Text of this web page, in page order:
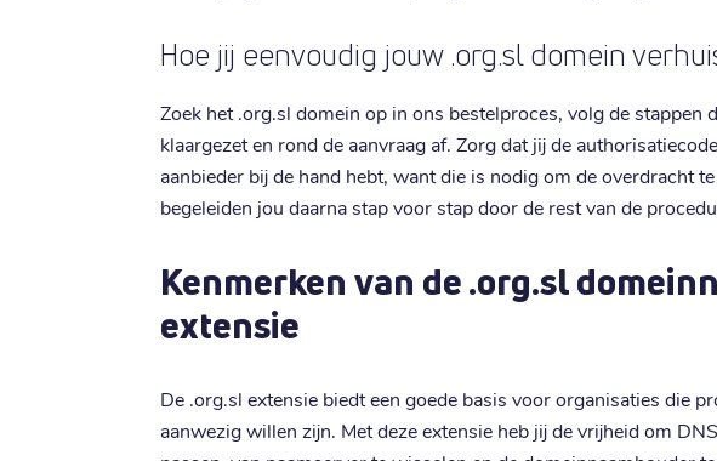
Hoe jij eenvoudig jouw .org.sl domein
Zoek het .org.sl domein op in ons bestelproces, volg de stappen
klaargezet en rond de aanvraag af. Zorg dat jij de
aanbieder bij de hand hebt, want die is nodig om de overdracht
begeleiden jou daarna stap voor stap door de rest van de
Kenmerken van de .org.sl
extensie
De .org.sl extensie biedt een goede basis voor organisaties die
aanwezig willen zijn. Met deze extensie heb jij de vrijheid om